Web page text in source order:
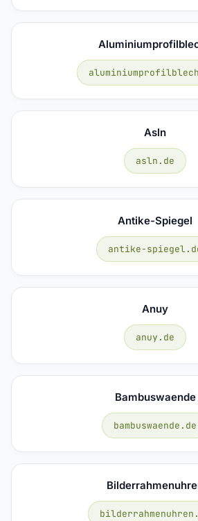
Asln
asln.de
Antike-Spiegel
antike-
Anuy
anuy.de
Bambuswaende
bambuswaende.de